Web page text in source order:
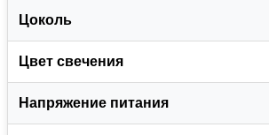
Цоколь
Цвет свечения
Напряжение питания